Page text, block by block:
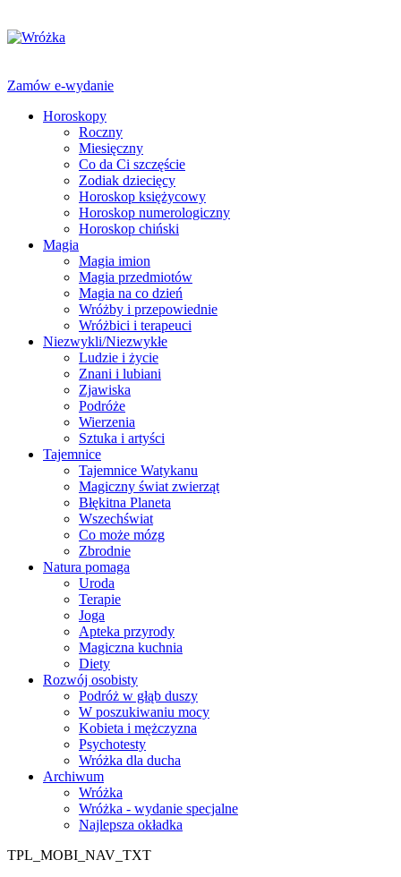
Zamów e-wydanie
Horoskopy
Roczny
Miesięczny
Co da Ci szczęście
Zodiak dziecięcy
Horoskop księżycowy
Horoskop numerologiczny
Horoskop chiński
Magia
Magia imion
Magia przedmiotów
Magia na co dzień
Wróżby i przepowiednie
Wróżbici i terapeuci
Niezwykli/Niezwykłe
Ludzie i życie
Znani i lubiani
Zjawiska
Podróże
Wierzenia
Sztuka i artyści
Tajemnice
Tajemnice Watykanu
Magiczny świat zwierząt
Błękitna Planeta
Wszechświat
Co może mózg
Zbrodnie
Natura pomaga
Uroda
Terapie
Joga
Apteka przyrody
Magiczna kuchnia
Diety
Rozwój osobisty
Podróż w głąb duszy
W poszukiwaniu mocy
Kobieta i mężczyzna
Psychotesty
Wróżka dla ducha
Archiwum
Wróżka
Wróżka - wydanie specjalne
Najlepsza okładka
TPL_MOBI_NAV_TXT